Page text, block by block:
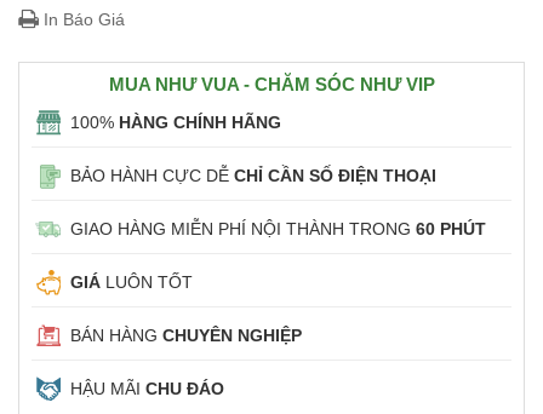
In Báo Giá
MUA NHƯ VUA - CHĂM SÓC NHƯ VIP
100% HÀNG CHÍNH HÃNG
BẢO HÀNH CỰC DỄ CHỈ CẦN SỐ ĐIỆN THOẠI
GIAO HÀNG MIỄN PHÍ NỘI THÀNH TRONG 60 PHÚT
GIÁ LUÔN TỐT
BÁN HÀNG CHUYÊN NGHIỆP
HẬU MÃI CHU ĐÁO